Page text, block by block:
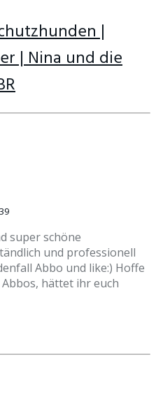
|
| Nina und die
super schöne
und professionell
Abbo und like:) Hoffe
hättet ihr euch